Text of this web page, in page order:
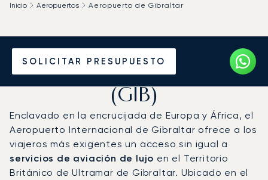
SOLICITAR PRESUPUESTO
Inicio Aeropuertos Aeropuerto de Gibraltar
Vuele en Jet Privado al
Aeropuerto de Gibraltar
(GIB)
Enclavado en la encrucijada de Europa y África, el
Aeropuerto Internacional de Gibraltar ofrece a los
viajeros más exigentes un acceso sin igual a
servicios de aviación de lujo en el Territorio
Británico de Ultramar de Gibraltar. Ubicado en el